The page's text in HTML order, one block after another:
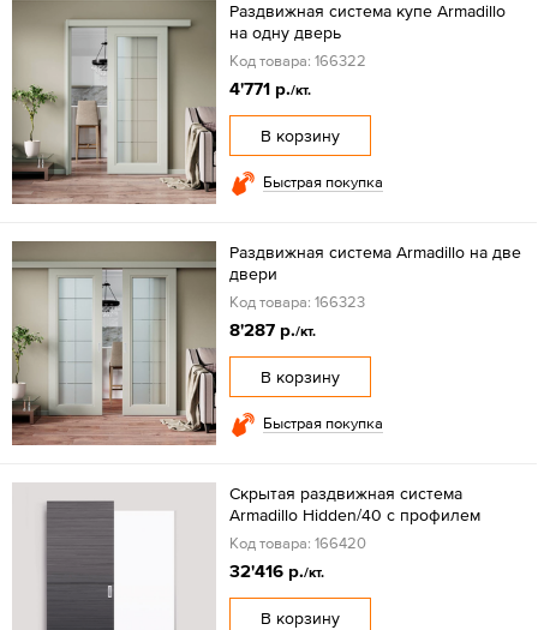
Раздвижная система купе Armadillo
на одну дверь
Код товара: 166322
4'771 р./кт.
В корзину
Быстрая покупка
Раздвижная система Armadillo на две
двери
Код товара: 166323
8'287 р./кт.
В корзину
Быстрая покупка
Скрытая раздвижная система
Armadillo Hidden/40 с профилем
Код товара: 166420
32'416 р./кт.
В корзину